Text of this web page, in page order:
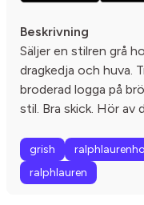
Beskrivning
Säljer en stilren grå
dragkedja och huva.
broderad logga på
stil. Bra skick. Hör av
grish
ralphlauren